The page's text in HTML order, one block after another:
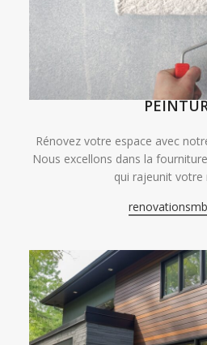
Rénovez votre espace avec
Nous excellons dans la
qui rajeunit votre